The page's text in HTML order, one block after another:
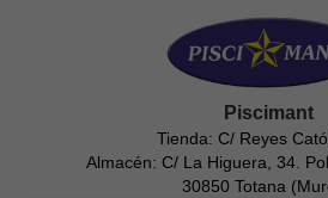
Piscimant
Tienda: C/ Reyes
Almacén: C/ La Higuera, 34.
30850 Totana